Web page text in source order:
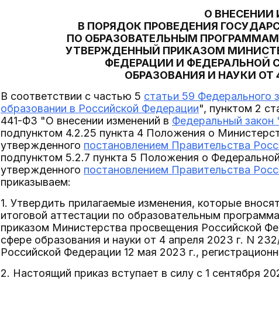
О ВНЕСЕНИИ
В ПОРЯДОК ПРОВЕДЕНИЯ
ПО ОБРАЗОВАТЕЛЬНЫМ
УТВЕРЖДЕННЫЙ ПРИКАЗОМ
ФЕДЕРАЦИИ И ФЕДЕРАЛЬНОЙ
ОБРАЗОВАНИЯ И НАУКИ ОТ
В соответствии с частью 5 статьи 59 Федерального
образовании в Российской Федерации", пунктом 2
441-ФЗ "О внесении изменений в Федеральный закон
подпунктом 4.2.25 пункта 4 Положения о
утвержденного постановлением Правительства
подпунктом 5.2.7 пункта 5 Положения о
утвержденного постановлением Правительства
приказываем:
1. Утвердить прилагаемые изменения, которые
итоговой аттестации по образовательным
приказом Министерства просвещения Российской
сфере образования и науки от 4 апреля 2023 г. N
Российской Федерации 12 мая 2023 г.,
2. Настоящий приказ вступает в силу с 1 сентября